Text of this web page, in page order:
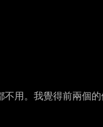
用。我覺得前兩個